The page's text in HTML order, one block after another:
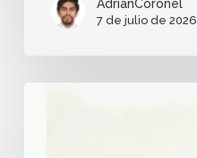
AdrianCoronel
7 de julio de 2026